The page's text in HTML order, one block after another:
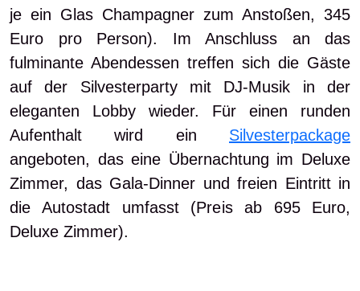
je ein Glas Champagner zum Anstoßen, 345
Euro pro Person). Im Anschluss an das
fulminante Abendessen treffen sich die Gäste
auf der Silvesterparty mit DJ-Musik in der
eleganten Lobby wieder. Für einen runden
Aufenthalt wird ein Silvesterpackage
angeboten, das eine Übernachtung im Deluxe
Zimmer, das Gala-Dinner und freien Eintritt in
die Autostadt umfasst (Preis ab 695
Euro,
Deluxe Zimmer).